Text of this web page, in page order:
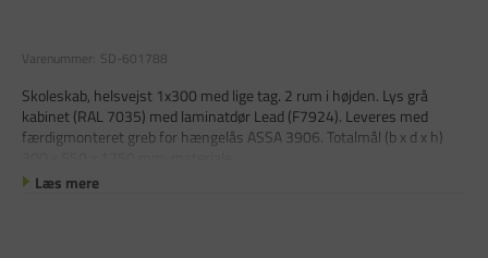
Varenummer: SD-601788
Skoleskab, helsvejst 1x300 med lige tag. 2 rum i højden. Lys grå
kabinet (RAL 7035) med laminatdør Lead (F7924). Leveres med
færdigmonteret greb for hængelås ASSA 3906. Totalmål (b x d x h)
Læs mere